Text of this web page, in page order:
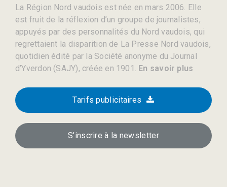
La Région Nord vaudois est née en mars 2006. Elle
est fruit de la réflexion d’un groupe de journalistes,
appuyés par des personnalités du Nord vaudois, qui
regrettaient la disparition de La Presse Nord vaudois,
quotidien édité par la Société anonyme du Journal
d’Yverdon (SAJY), créée en 1901. En savoir plus
Tarifs publicitaires
S’inscrire à la newsletter